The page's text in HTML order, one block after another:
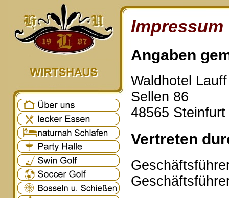
Impressum
Angaben
Waldhotel
Sellen 86
48565 Steinfurt
Vertreten